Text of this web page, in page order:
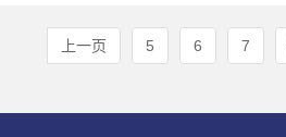
上一页 5 6 7